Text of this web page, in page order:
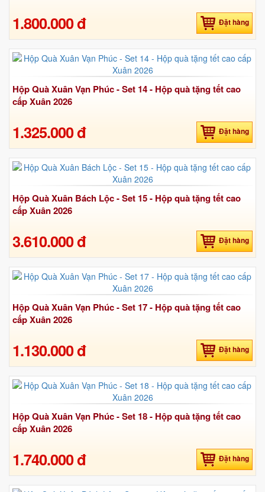
1.800.000 đ Đặt hàng
Hộp Quà Xuân Vạn Phúc - Set 14 - Hộp quà tặng tết cao
cấp Xuân 2026
1.325.000 đ Đặt hàng
Hộp Quà Xuân Bách Lộc - Set 15 - Hộp quà tặng tết cao
cấp Xuân 2026
3.610.000 đ Đặt hàng
Hộp Quà Xuân Vạn Phúc - Set 17 - Hộp quà tặng tết cao
cấp Xuân 2026
1.130.000 đ Đặt hàng
Hộp Quà Xuân Vạn Phúc - Set 18 - Hộp quà tặng tết cao
cấp Xuân 2026
1.740.000 đ Đặt hàng